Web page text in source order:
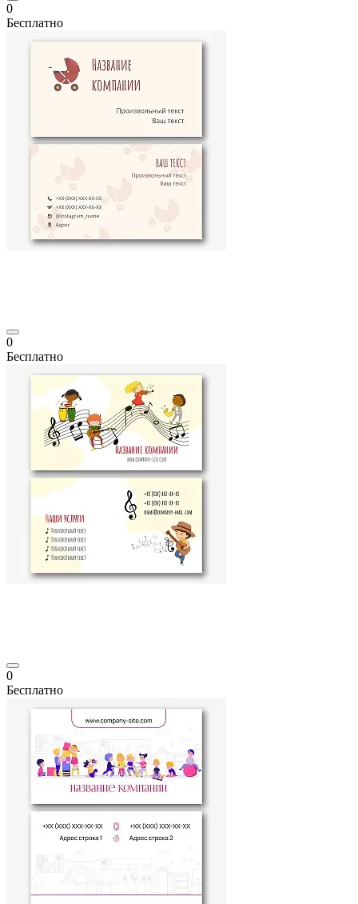
0
Бесплатно
0
Бесплатно
0
Бесплатно